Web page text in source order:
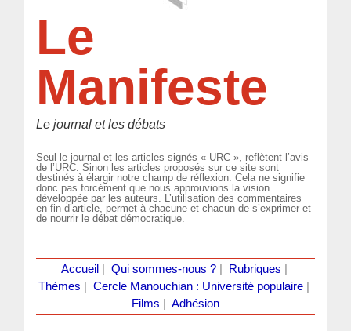
Le
Manifeste
Le journal et les débats
Seul le journal et les articles signés « URC », reflètent l’avis
de l’URC. Sinon les articles proposés sur ce site sont
destinés à élargir notre champ de réflexion. Cela ne signifie
donc pas forcément que nous approuvions la vision
développée par les auteurs. L’utilisation des commentaires
en fin d’article, permet à chacune et chacun de s’exprimer et
de nourrir le débat démocratique.
Accueil Qui sommes-nous ?| Rubriques
Thèmes
Cercle Manouchian : Université populaire
Films
Adhésion